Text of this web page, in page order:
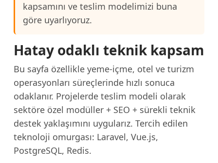
kapsamını ve teslim modelimizi buna
göre uyarlıyoruz.
Hatay odaklı teknik kapsam
Bu sayfa özellikle yeme-içme, otel ve turizm
operasyonları süreçlerinde hızlı sonuca
odaklanır. Projelerde teslim modeli olarak
sektöre özel modüller + SEO + sürekli teknik
destek yaklaşımını uygularız. Tercih edilen
teknoloji omurgası: Laravel, Vue.js,
PostgreSQL, Redis.